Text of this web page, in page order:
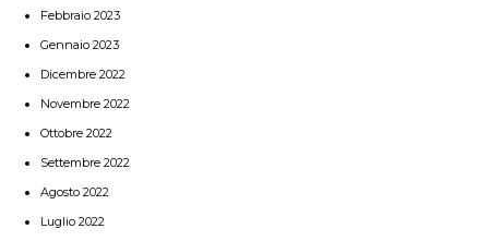
Febbraio 2023
Gennaio 2023
Dicembre 2022
Novembre 2022
Ottobre 2022
Settembre 2022
Agosto 2022
Luglio 2022